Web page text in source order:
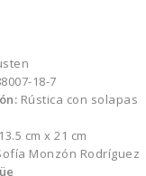
18-7
Rústica con solapas
13.5 cm x 21 cm
Monzón Rodríguez